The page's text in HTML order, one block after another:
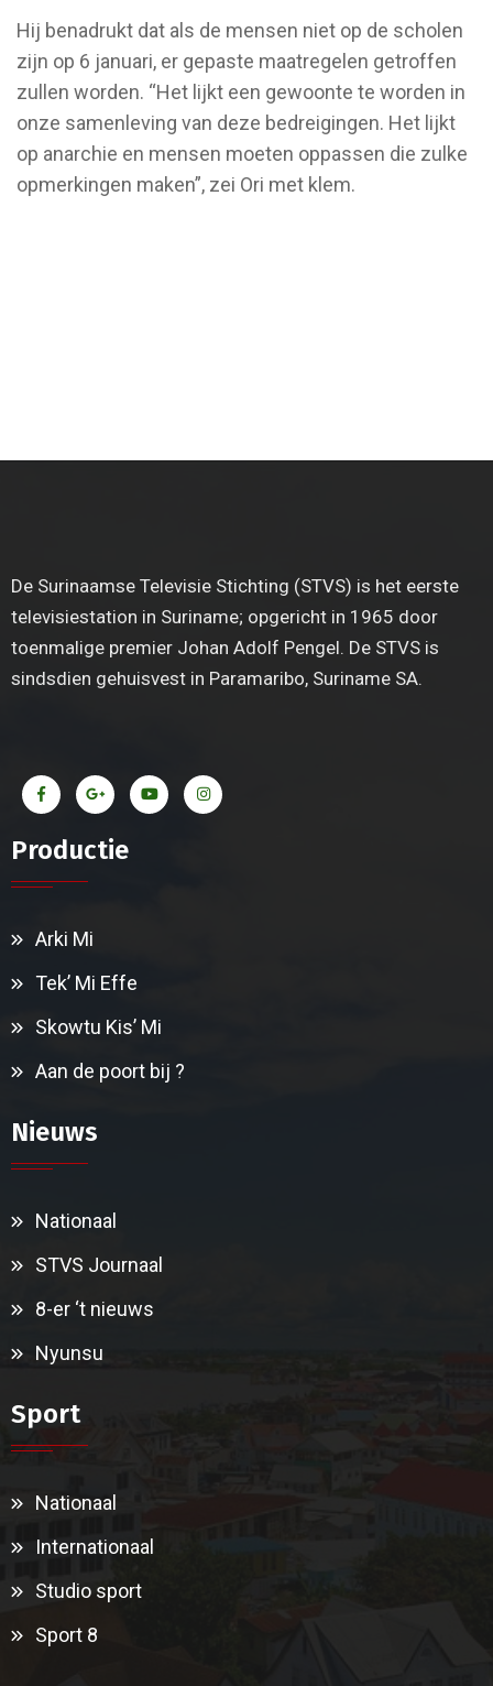
Hij benadrukt dat als de mensen niet op de scholen
zijn op 6 januari, er gepaste maatregelen getroffen
zullen worden. “Het lijkt een gewoonte te worden in
onze samenleving van deze bedreigingen. Het lijkt
op anarchie en mensen moeten oppassen die zulke
opmerkingen maken”, zei Ori met klem.
De Surinaamse Televisie Stichting (STVS) is het eerste
televisiestation in Suriname; opgericht in 1965 door
toenmalige premier Johan Adolf Pengel. De STVS is
sindsdien gehuisvest in Paramaribo, Suriname SA.
Productie
Arki Mi
Tek’ Mi Effe
Skowtu Kis’ Mi
Aan de poort bij ?
Nieuws
Nationaal
STVS Journaal
8-er ‘t nieuws
Nyunsu
Sport
Nationaal
Internationaal
Studio sport
Sport 8